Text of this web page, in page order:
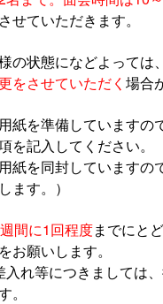
せていただきます。
の状態になどよっては、
をさせていただく 場合
紙を準備していますの
を記入してください。
紙を同封していますの
ます。）
間に1回程度までにと
お願いします。
れ等につきましては
。